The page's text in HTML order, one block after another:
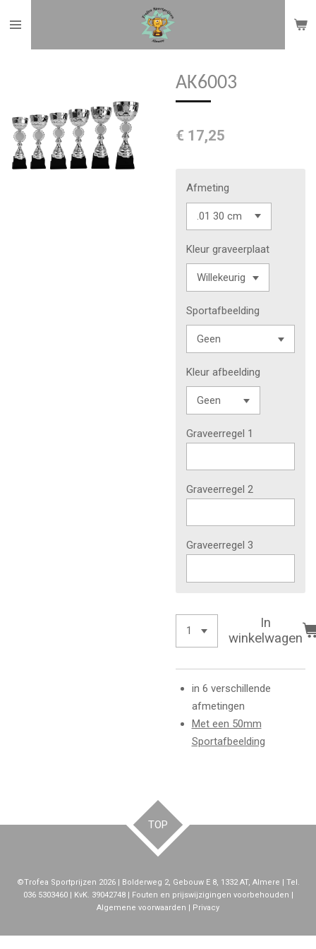
direct
AK6003
€ 17,25
Afmeting
Kleur graveerplaat
Sportafbeelding
Kleur afbeelding
Graveerregel 1
Graveerregel 2
Graveerregel 3
In
winkelwagen
in 6 verschillende
afmetingen
Met een 50mm
Sportafbeelding
TOP
©Trofea Sportprijzen 2026 | Bolderweg 2, Gebouw E 8, 1332 AT, Almere | Tel.
036 5303460 | KvK. 39042748 | Fouten en prijswijzigingen voorbehouden |
Algemene voorwaarden | Privacy